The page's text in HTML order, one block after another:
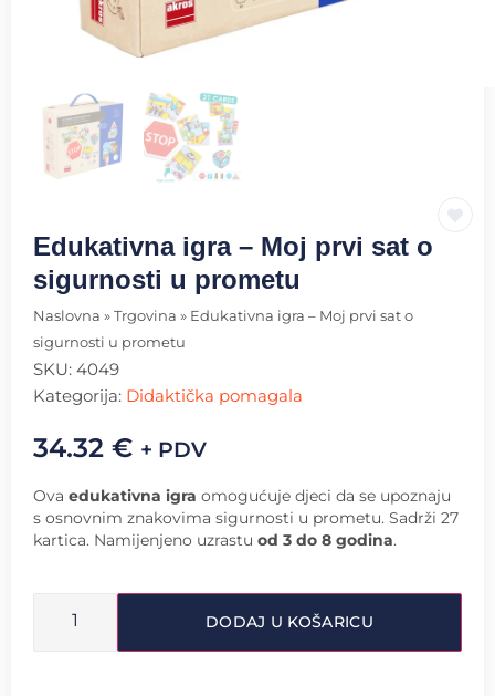
Edukativna igra – Moj prvi sat o
sigurnosti u prometu
Naslovna » Trgovina » Edukativna igra – Moj prvi sat o
sigurnosti u prometu
SKU: 4049
Kategorija: Didaktička pomagala
34.32 € + PDV
Ova edukativna igra omogućuje djeci da se upoznaju
s osnovnim znakovima sigurnosti u prometu. Sadrži 27
kartica. Namijenjeno uzrastu od 3 do 8 godina.
DODAJ U KOŠARICU